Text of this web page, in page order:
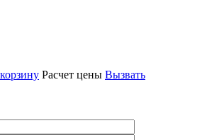
Расчет цены Вызвать